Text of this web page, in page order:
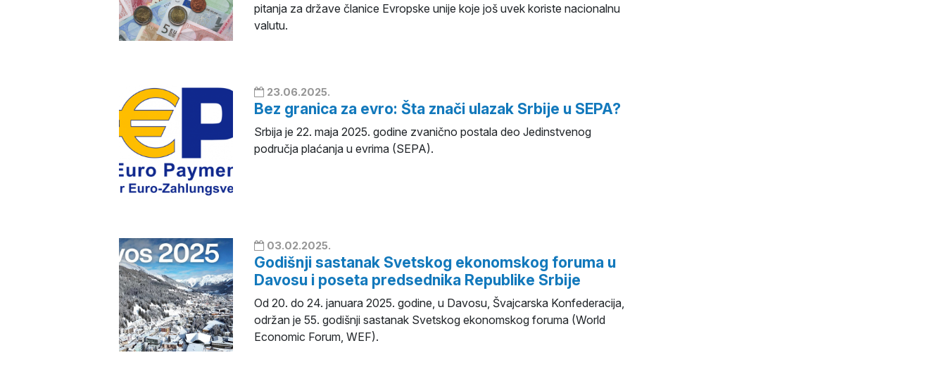
pitanja za države članice Evropske unije koje još uvek koriste nacionalnu
valutu.
23.06.2025.
Bez granica za evro: Šta znači ulazak Srbije u SEPA?
Srbija je 22. maja 2025. godine zvanično postala deo Jedinstvenog
područja plaćanja u evrima (SEPA).
03.02.2025.
Godišnji sastanak Svetskog ekonomskog foruma u
Davosu i poseta predsednika Republike Srbije
Od 20. do 24. januara 2025. godine, u Davosu, Švajcarska Konfederacija,
održan je 55. godišnji sastanak Svetskog ekonomskog foruma (World
Economic Forum, WEF).